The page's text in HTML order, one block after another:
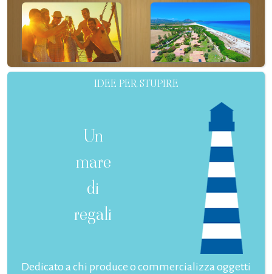
IDEE PER STUPIRE
Un
mare
di
regali
Dedicato a chi produce o commercializza oggetti